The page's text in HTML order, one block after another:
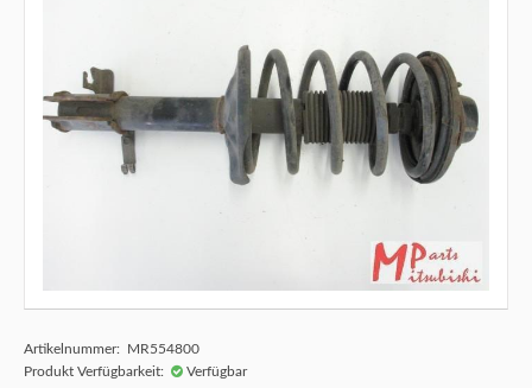
Artikelnummer: MR554800
Produkt Verfügbarkeit:
Verfügbar